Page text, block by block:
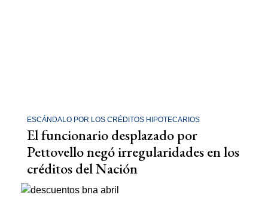
ESCÁNDALO POR LOS CRÉDITOS HIPOTECARIOS
El funcionario desplazado por
Pettovello negó irregularidades en los
créditos del Nación